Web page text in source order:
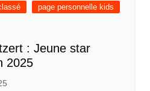
page personnelle kids
: Jeune star
2025